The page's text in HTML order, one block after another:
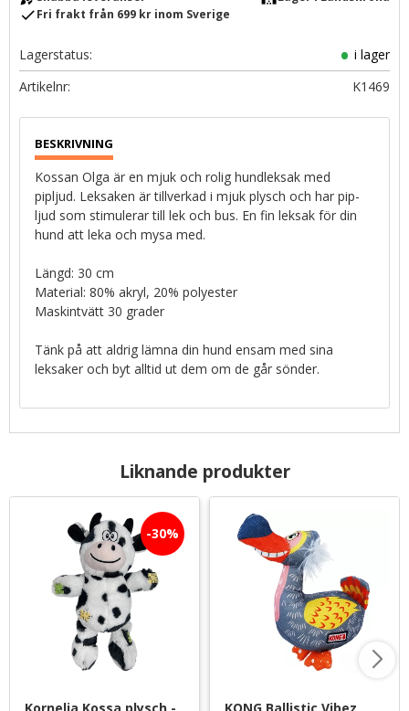
checkFri frakt från 699 kr inom Sverige
Lagerstatus
i lager
Artikelnr
K1469
Kossan Olga är en mjuk och rolig hundleksak med
pipljud. Leksaken är tillverkad i mjuk plysch och har pip-
ljud som stimulerar till lek och bus. En fin leksak för din
hund att leka och mysa med.
Längd: 30 cm
Material: 80% akryl, 20% polyester
Maskintvätt 30 grader
Tänk på att aldrig lämna din hund ensam med sina
leksaker och byt alltid ut dem om de går sönder.
Liknande produkter
30%